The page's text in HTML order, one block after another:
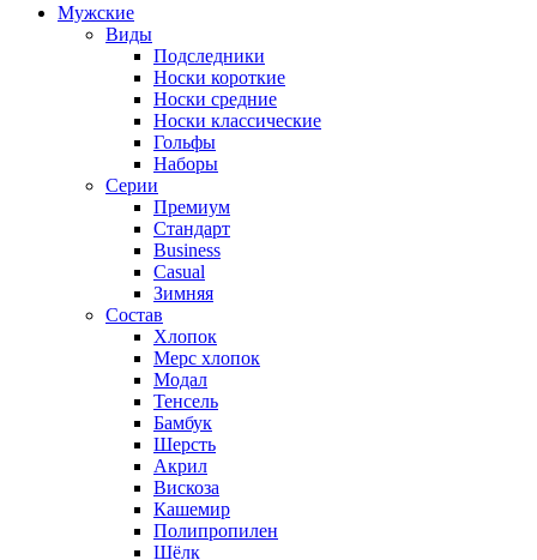
Мужские
Виды
Подследники
Носки короткие
Носки средние
Носки классические
Гольфы
Наборы
Серии
Премиум
Стандарт
Business
Casual
Зимняя
Состав
Хлопок
Мерс хлопок
Модал
Тенсель
Бамбук
Шерсть
Акрил
Вискоза
Кашемир
Полипропилен
Шёлк